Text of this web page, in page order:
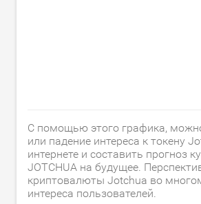
С помощью этого графика,
или падение интереса к токену
интернете и составить прогноз
JOTCHUA на будущее.
криптовалюты Jotchua во
интереса пользователей.